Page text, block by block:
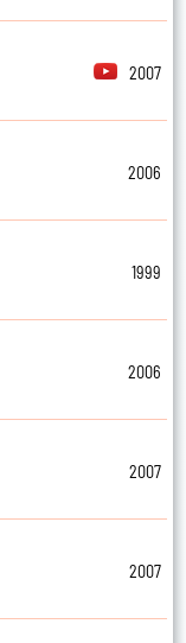
2007
2006
1999
2006
2007
2007